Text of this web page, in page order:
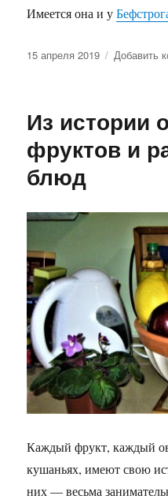
Имеется она и у
Опубликовано
15 апреля 2019 Добавить
Из истории
фруктов и
блюд
Каждый фрукт, каждый
кушаньях, имеют свою
них — весьма